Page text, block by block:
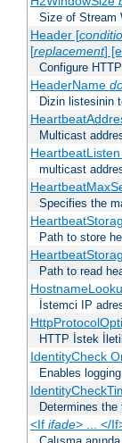
Size of Stream
Header [
[replacement]
Configure
HeaderName
Dizin listesinin
Multicast
HeartbeatListen
multicast
Specifies the
Path to store
Path to read
İstemci IP
HTTP İstek
IdentityCheck
Enables
Determines
<If ifade> ... </